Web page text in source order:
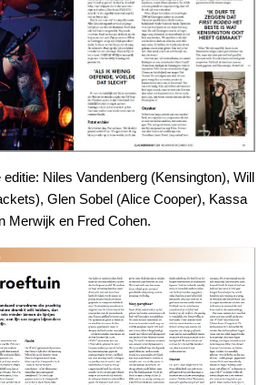
Niles Vandenberg (Kensington), Will
Glen Sobel (Alice Cooper), Kassa
Merwijk en Fred Cohen.